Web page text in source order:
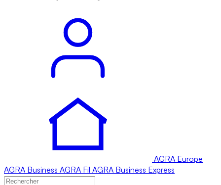
AGRA Europe
AGRA Business AGRA Fil AGRA Business Express